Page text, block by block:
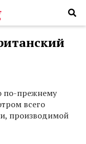
по-прежнему
всего
производимой